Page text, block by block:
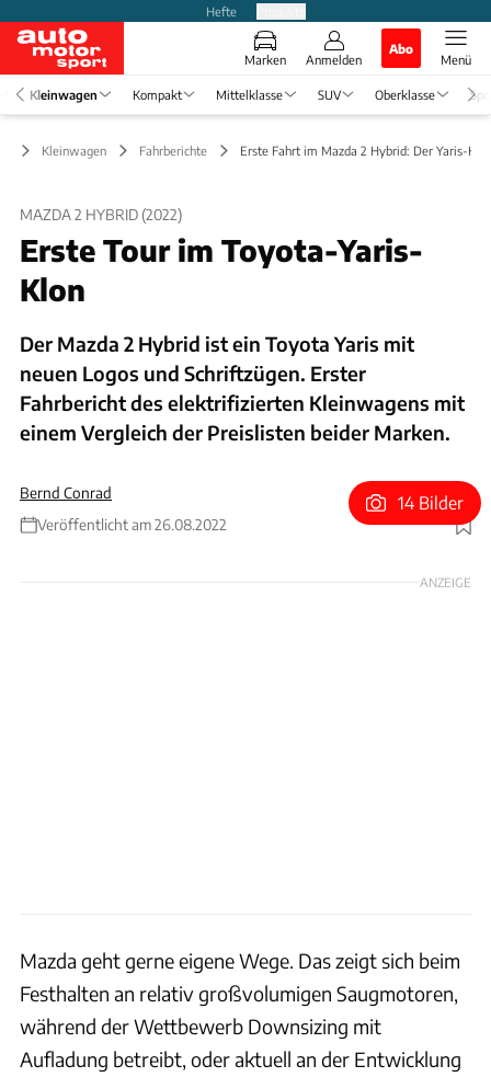
Hefte
Marken Anmelden
Abo
Menü
Kleinwagen Kompakt Mittelklasse SUV Oberklasse
Kleinwagen Fahrberichte Erste Fahrt im Mazda 2 Hybrid: Der Yaris-Klon
MAZDA 2 HYBRID (2022)
Erste Tour im Toyota-Yaris-
Klon
Der Mazda 2 Hybrid ist ein Toyota Yaris mit
neuen Logos und Schriftzügen. Erster
Fahrbericht des elektrifizierten Kleinwagens mit
einem Vergleich der Preislisten beider Marken.
Bernd Conrad
Veröffentlicht am 26.08.2022
Foto: Bernd Conrad
14 Bilder
ANZEIGE
Mazda geht gerne eigene Wege. Das zeigt sich beim
Festhalten an relativ großvolumigen Saugmotoren,
während der Wettbewerb Downsizing mit
Aufladung betreibt, oder aktuell an der Entwicklung